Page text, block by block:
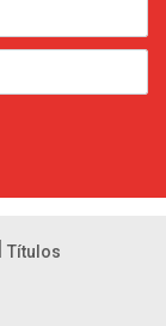
Títulos